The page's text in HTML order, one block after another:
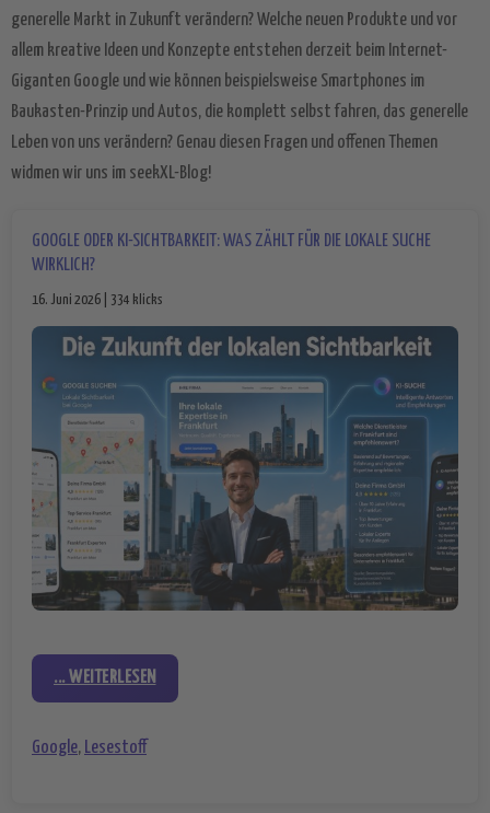
generelle Markt in Zukunft verändern? Welche neuen Produkte und vor
allem kreative Ideen und Konzepte entstehen derzeit beim Internet-
Giganten Google und wie können beispielsweise Smartphones im
Baukasten-Prinzip und Autos, die komplett selbst fahren, das generelle
Leben von uns verändern? Genau diesen Fragen und offenen Themen
widmen wir uns im seekXL-Blog!
GOOGLE ODER KI-SICHTBARKEIT: WAS ZÄHLT FÜR DIE LOKALE SUCHE
WIRKLICH?
16. Juni 2026 | 334 klicks
... WEITERLESEN
Google, Lesestoff